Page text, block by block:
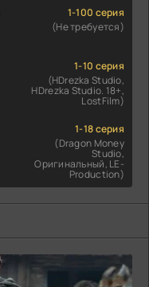
1-100 серия
(Не требуется)
1-10 серия
(HDrezka Studio,
HDrezka Studio. 18+,
LostFilm)
1-18 серия
(Dragon Money
Studio,
Оригинальный, LE-
Production)